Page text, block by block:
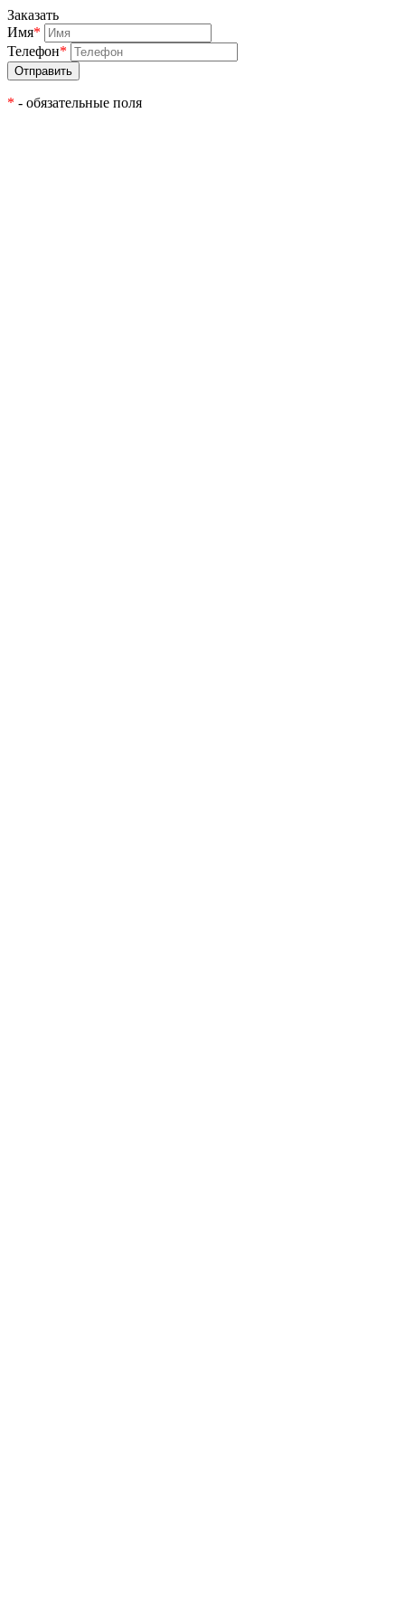
Заказать
Имя*
Телефон*
* - обязательные поля